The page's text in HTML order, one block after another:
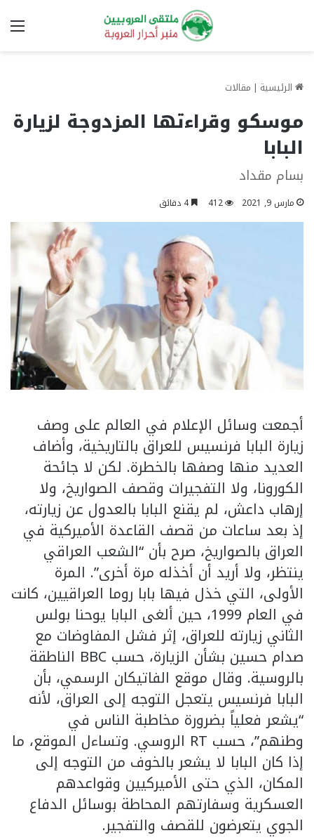
الرئيسية | مقالات
موسكو وقراءتها المزدوجة لزيارة
البابا
بسام مقداد
مارس 9, 2021 412
أجمعت وسائل الإعلام في العالم على وصف
زيارة البابا فرنسيس للعراق بالتاريخية، وأضاف
العديد منها وصفها بالخطرة. لكن لا جائحة
الكورونا، ولا التفجيرات وقصف الصواريخ، ولا
إرهاب داعش، لم يقنع البابا بالعدول عن زيارته،
إذ بعد ساعات من قصف القاعدة الأميركية في
العراق بالصواريخ، صرح بأن “الشعب العراقي
ينتظر، ولا أريد أن أخذله مرة أخرى”. المرة
الأولى، التي خذل فيها بابا روما العراقيين، كانت
في العام 1999، حين ألغى البابا يوحنا بولس
الثاني زيارته للعراق، إثر فشل المفاوضات مع
صدام حسين بشأن الزيارة، حسب BBC الناطقة
بالروسية. وقال موقع الفاتيكان الرسمي، بأن
البابا فرنسيس يتعجل التوجه إلى العراق، لأنه
“يشعر فعلياً بضرورة مخاطبة الناس في
وطنهم”، حسب RT الروسي. وتساءل الموقع، ما
إذا كان البابا لا يشعر بالخوف من التوجه إلى
المكان، الذي حتى الأميركيين وقواعدهم
العسكرية وسفارتهم المحاطة بوسائل الدفاع
الجوي يتعرضون للقصف والتفجير.